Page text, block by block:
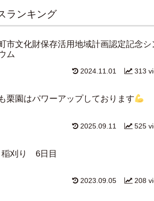
ランキング
市文化財保存活用地域計画認定記念シ
ム
313
2024.11.01
栗園はパワーアップしております
525
2025.09.11
稲刈り 6日目
208
2023.09.05